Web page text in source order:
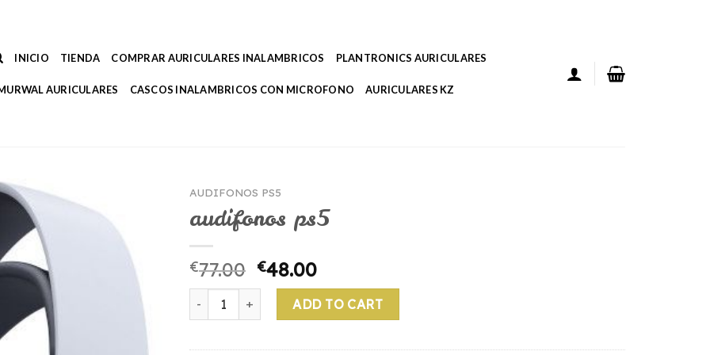
INICIO TIENDA COMPRAR AURICULARES INALAMBRICOS PLANTRONICS AURICULARES
AURICULARES CASCOS INALAMBRICOS CON MICROFONO AURICULARES KZ
AUDIFONOS PS5
audifonos ps5
€77.00 €48.00
audifonos ps5 quantityADD TO CART